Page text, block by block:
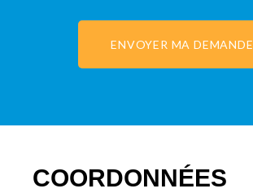
ENVOYER MA DEMANDE
COORDONNÉES